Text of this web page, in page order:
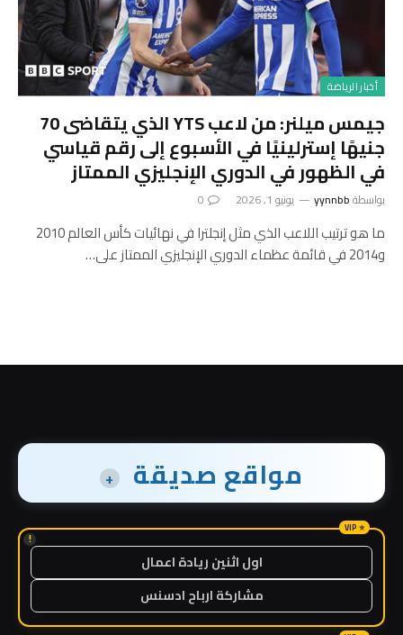
أخبار الرياضة
جيمس ميلنر: من لاعب YTS الذي يتقاضى 70
جنيهًا إسترلينيًا في الأسبوع إلى رقم قياسي
في الظهور في الدوري الإنجليزي الممتاز
بواسطةyynnbb يونيو 1, 2026 0
ما هو ترتيب اللاعب الذي مثل إنجلترا في نهائيات كأس العالم 2010
و2014 في قائمة عظماء الدوري الإنجليزي الممتاز على…
مواقع صديقة +
!
اول اثنين ريادة اعمال
مشاركة ارباح ادسنس